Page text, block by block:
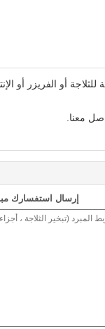
أو الفريزر أو
معنا.
إرسال استفسارك